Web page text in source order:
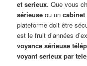
et serieux. Que vous
sérieuse ou uncabinet
plateforme doit être
est le fruit d’années
voyance sérieuse
voyant serieux par